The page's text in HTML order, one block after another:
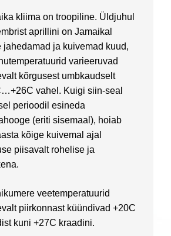
kliima on troopiline. Üldjuhul
aprillini on Jamaikal
jahedamad ja kuivemad kuud,
varieeruvad
kõrgusest umbkaudselt
vahel. Kuigi siin-seal
perioodil esineda
(eriti sisemaal), hoiab
kõige kuivemal ajal
piisavalt rohelise ja
veetemperatuurid
piirkonnast küündivad +20C
kuni +27C kraadini.